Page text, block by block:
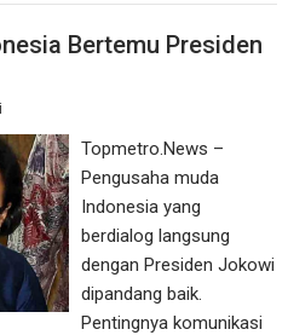
Bertemu Presiden
Topmetro.News –
Pengusaha muda
Indonesia yang
berdialog langsung
dengan Presiden Jokowi
dipandang baik.
Pentingnya komunikasi